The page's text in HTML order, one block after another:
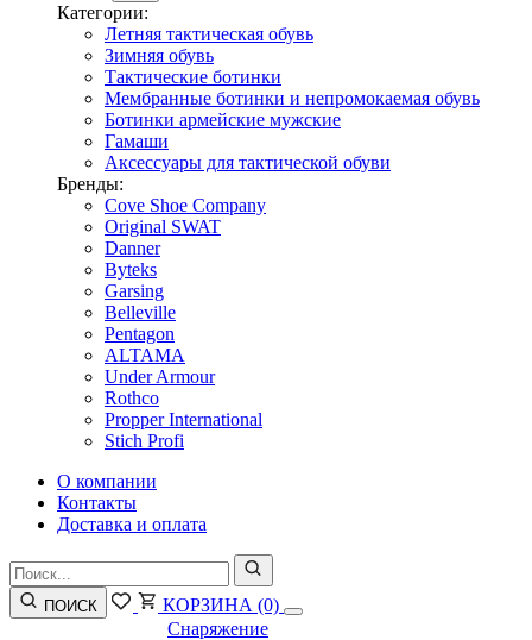
Категории:
Летняя тактическая обувь
Зимняя обувь
Тактические ботинки
Мембранные ботинки и непромокаемая обувь
Ботинки армейские мужские
Гамаши
Аксессуары для тактической обуви
Бренды:
Cove Shoe Company
Original SWAT
Danner
Byteks
Garsing
Belleville
Pentagon
ALTAMA
Under Armour
Rothco
Propper International
Stich Profi
О компании
Контакты
Доставка и оплата
ПОИСК КОРЗИНА (0)
Снаряжение